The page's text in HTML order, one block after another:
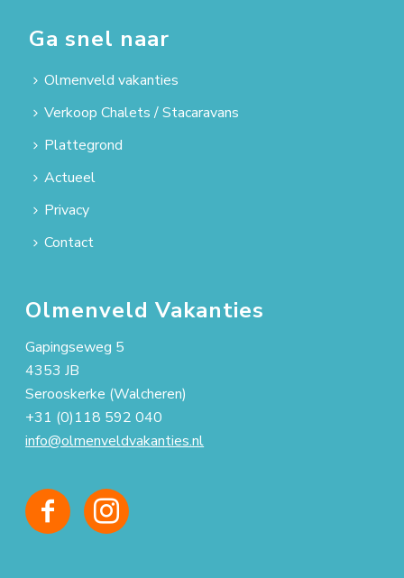
Ga snel naar
Olmenveld vakanties
Verkoop Chalets / Stacaravans
Plattegrond
Actueel
Privacy
Contact
Olmenveld Vakanties
Gapingseweg 5
4353 JB
Serooskerke (Walcheren)
+31 (0)118 592 040
info@olmenveldvakanties.nl